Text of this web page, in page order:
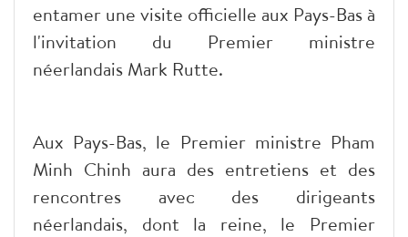
entamer une visite officielle aux Pays-Bas à
l'invitation du Premier ministre
néerlandais Mark Rutte.
Aux Pays-Bas, le Premier ministre Pham
Minh Chinh aura des entretiens et des
rencontres avec des dirigeants
néerlandais, dont la reine, le Premier